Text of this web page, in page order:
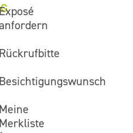
anfordern
Rückrufbitte
Besichtigungswunsch
Meine
Merkliste